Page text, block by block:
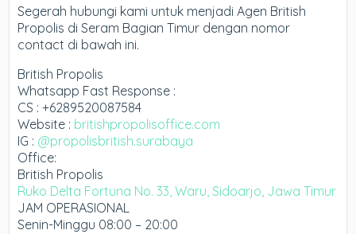
Segerah hubungi kami untuk menjadi Agen British
Propolis di Seram Bagian Timur dengan nomor
contact di bawah ini.
British Propolis
Whatsapp Fast Response :
CS : +6289520087584
Website : britishpropolisoffice.com
IG : @propolisbritish.surabaya
Office:
British Propolis
Ruko Delta Fortuna No. 33, Waru, Sidoarjo, Jawa Timur
JAM OPERASIONAL
Senin-Minggu 08:00 – 20:00